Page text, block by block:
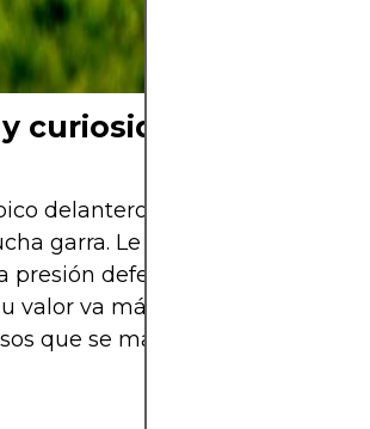
curiosidades
delantero de área. Es versátil,
garra. Le gusta encarar, jugar
presión defensiva. Aunque no
valor va más allá de los goles:
que se matan en cada jugada